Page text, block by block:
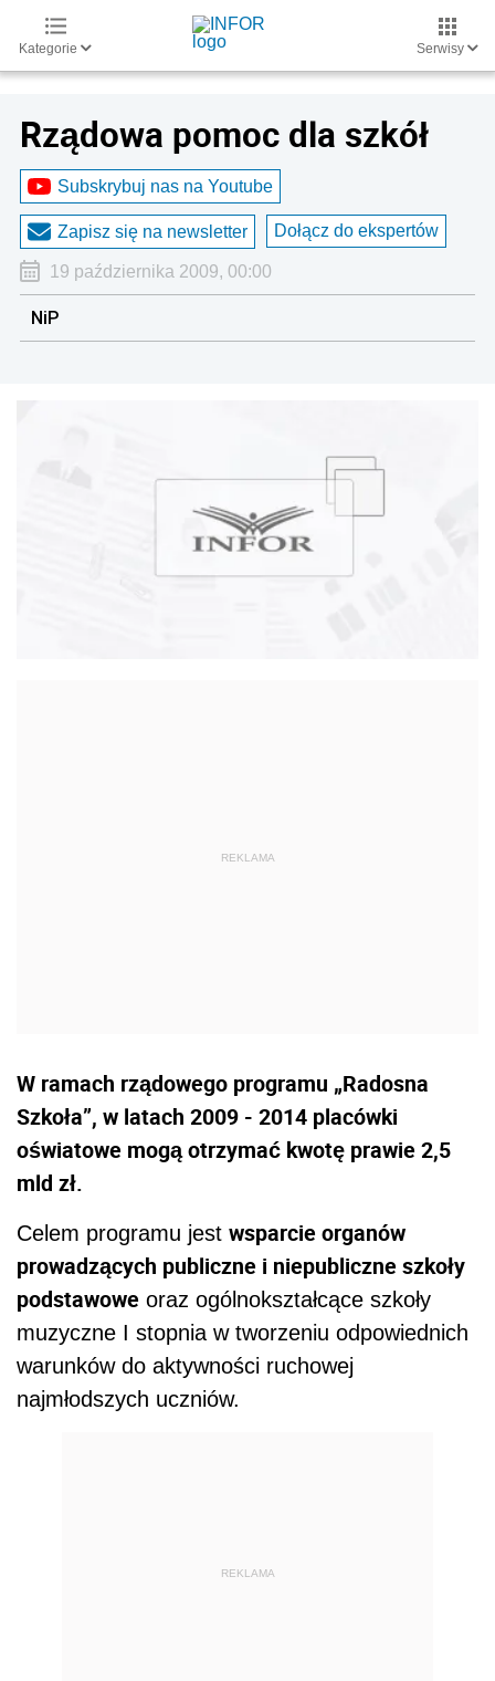
Kategorie Serwisy
Rządowa pomoc dla szkół
Subskrybuj nas na Youtube
Zapisz się na newsletter Dołącz do ekspertów
19 października 2009, 00:00
NiP
W ramach rządowego programu „Radosna
Szkoła”, w latach 2009 - 2014 placówki
oświatowe mogą otrzymać kwotę prawie 2,5
mld zł.
Celem programu jest wsparcie organów
prowadzących publiczne i niepubliczne szkoły
podstawowe oraz ogólnokształcące szkoły
muzyczne I stopnia w tworzeniu odpowiednich
warunków do aktywności ruchowej
najmłodszych uczniów.
REKLAMA